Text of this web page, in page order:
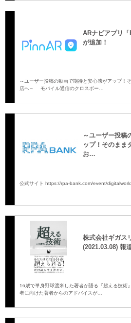
ARナビアプリ
が追加！
～ユーザー投稿の動画で期待と安心感がアップ！
店へ～ モバイル通信のクロスボー…
～ユーザー投稿
ップ！そのまま
お…
公式サイト https://rpa-bank.com/event/
株式会社ギガス
(2021.03.08) 報
16歳で単身野球渡米した著者が語る『超える技術
者に向けた著者からのアドバイスが…